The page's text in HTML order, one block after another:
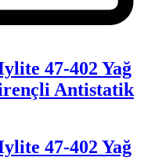
47-402 Yağ
Antistatik
47-402 Yağ